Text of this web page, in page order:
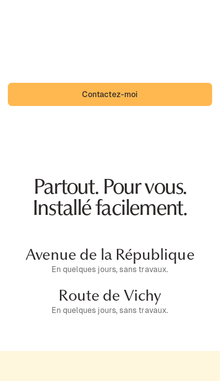
Contactez-moi
Partout. Pour vous.
Installé facilement.
Avenue de la République
En quelques jours, sans travaux.
Route de Vichy
En quelques jours, sans travaux.